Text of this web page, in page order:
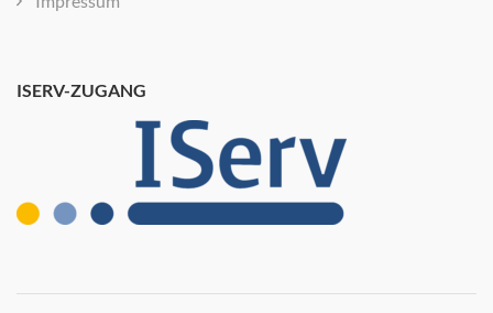
ISERV-ZUGANG